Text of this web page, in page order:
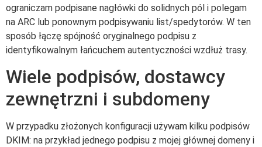
ograniczam podpisane nagłówki do solidnych pól i polegam
na ARC lub ponownym podpisywaniu list/spedytorów. W ten
sposób łączę spójność oryginalnego podpisu z
identyfikowalnym łańcuchem autentyczności wzdłuż trasy.
Wiele podpisów, dostawcy
zewnętrzni i subdomeny
W przypadku złożonych konfiguracji używam kilku podpisów
DKIM: na przykład jednego podpisu z mojej głównej domeny i